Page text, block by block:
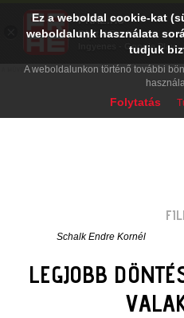
Schalk Endre Kornél
LEGJOBB
Ez a weboldal cookie-kat
weboldalunk használata
tudjuk
A weboldalunkon történő további
Folytatás
PRAE.HU
Digital Evolution
Ingyenes - Google Play